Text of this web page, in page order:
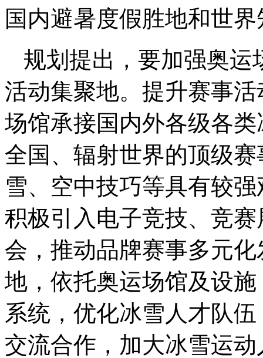
国内避暑度假胜地和世
规划提出，要加强奥运
活动集聚地。提升赛事
场馆承接国内外各级各
全国、辐射世界的顶级
雪、空中技巧等具有较
积极引入电子竞技、竞
会，推动品牌赛事多元
地，依托奥运场馆及设
系统，优化冰雪人才队
交流合作，加大冰雪运